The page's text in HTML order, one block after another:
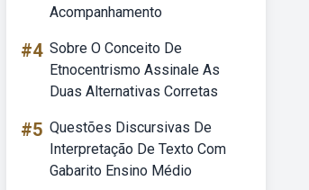
Acompanhamento
#4 Sobre O Conceito De
Etnocentrismo Assinale As
Duas Alternativas Corretas
#5 Questões Discursivas De
Interpretação De Texto Com
Gabarito Ensino Médio